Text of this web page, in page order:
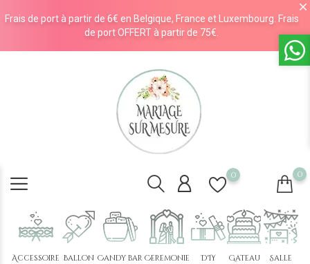
Frais de port à partir de 6€ en Belgique, France et Luxembourg. Frais
de port OFFERT à partir de 75€.
0 0
Accessoire Ballon Candy bar Cérémonie DIY Gâteau Salle